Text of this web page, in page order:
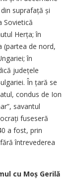
suprafață și
Sovietică
Herța; în
(partea de nord,
în
județele
În țară se
condus de Ion
savantul
fuseseră
a fost, prin
întrevederea
cu Moș Gerilă